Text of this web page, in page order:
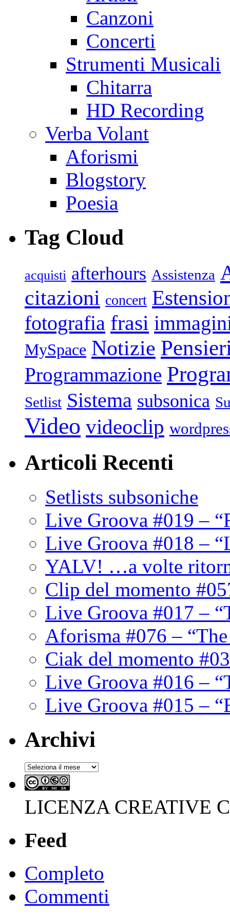
Canzoni
Concerti
Strumenti Musicali
Chitarra
HD Recording
Verba Volant
Aforismi
Blogstory
Poesia
Tag Cloud
acquisti afterhours Assistenza
citazioni concert
fotografia frasi
MySpace Notizie
Programmazione
Setlist Sistema subsonica
Video videoclip
Articoli Recenti
Setlists subsoniche
Live Groova #019 –
Live Groova #018 –
YALV! …a volte
Clip del momento
Live Groova #017 –
Aforisma #076 –
Ciak del momento
Live Groova #016 –
Live Groova #015 –
Archivi
Archivi
LICENZA CREATIVE
Feed
Completo
Commenti